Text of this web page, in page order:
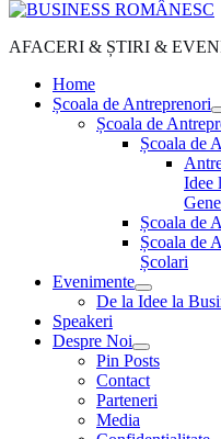
AFACERI & ȘTIRI &
Home
Școala de Antreprenori
Școala de
Școala de
Idee
Școala de
Școala de
Școlari
Evenimente
De la Idee la
Speakeri
Despre Noi
Pin Posts
Contact
Parteneri
Media